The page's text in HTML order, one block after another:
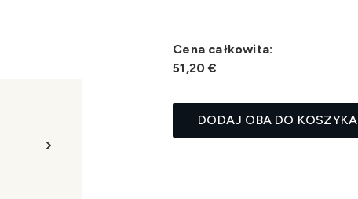
Cena całkowita:
51,20 €
DODAJ OBA DO KOSZYKA